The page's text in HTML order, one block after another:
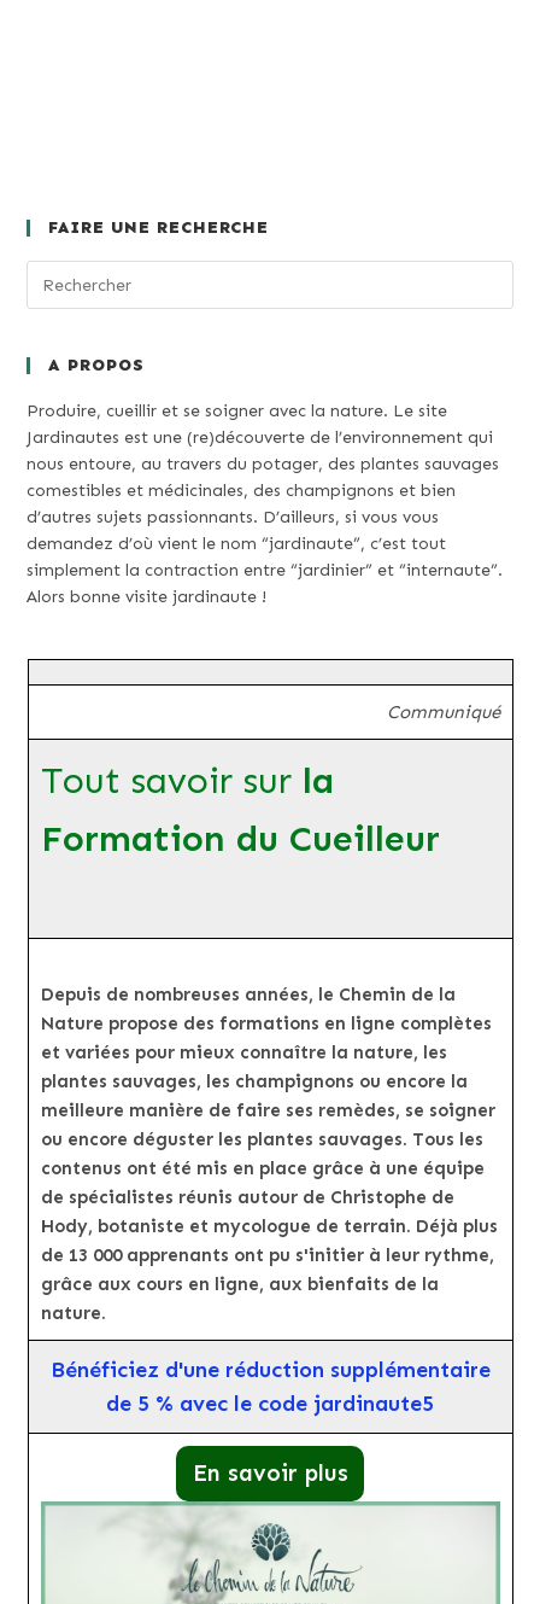
FAIRE UNE RECHERCHE
A PROPOS
Produire, cueillir et se soigner avec la nature. Le site
Jardinautes est une (re)découverte de l’environnement qui
nous entoure, au travers du potager, des plantes sauvages
comestibles et médicinales, des champignons et bien
d’autres sujets passionnants. D’ailleurs, si vous vous
demandez d’où vient le nom “jardinaute”, c’est tout
simplement la contraction entre “jardinier” et “internaute”.
Alors bonne visite jardinaute !
Communiqué
Tout savoir sur la
Formation du Cueilleur
Depuis de nombreuses années, le Chemin de la
Nature propose des formations en ligne complètes
et variées pour mieux connaître la nature, les
plantes sauvages, les champignons ou encore la
meilleure manière de faire ses remèdes, se soigner
ou encore déguster les plantes sauvages. Tous les
contenus ont été mis en place grâce à une équipe
de spécialistes réunis autour de Christophe de
Hody, botaniste et mycologue de terrain. Déjà plus
de 13 000 apprenants ont pu s'initier à leur rythme,
grâce aux cours en ligne, aux bienfaits de la
nature.
Bénéficiez d'une réduction supplémentaire
de 5 % avec le code jardinaute5
En savoir plus